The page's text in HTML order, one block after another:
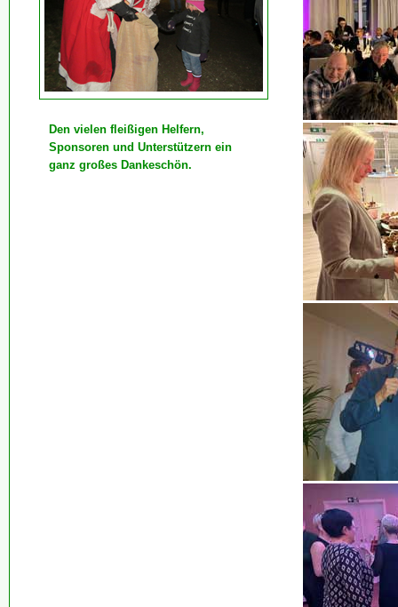
Den vielen fleißigen Helfern,
Sponsoren und Unterstützern ein
ganz großes Dankeschön.